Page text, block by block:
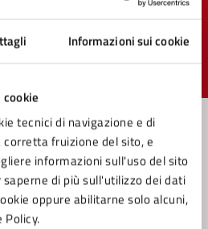
Informazioni sui cookie
tecnici di navigazione e di
fruizione del sito, e
informazioni sull'uso del sito
di più sull'utilizzo dei dati
oppure abilitarne solo alcuni,
Policy.